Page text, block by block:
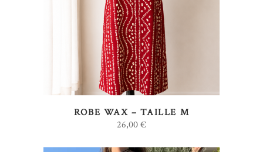
AJOUTER AU PANIER
ROBE WAX – TAILLE M
26,00€